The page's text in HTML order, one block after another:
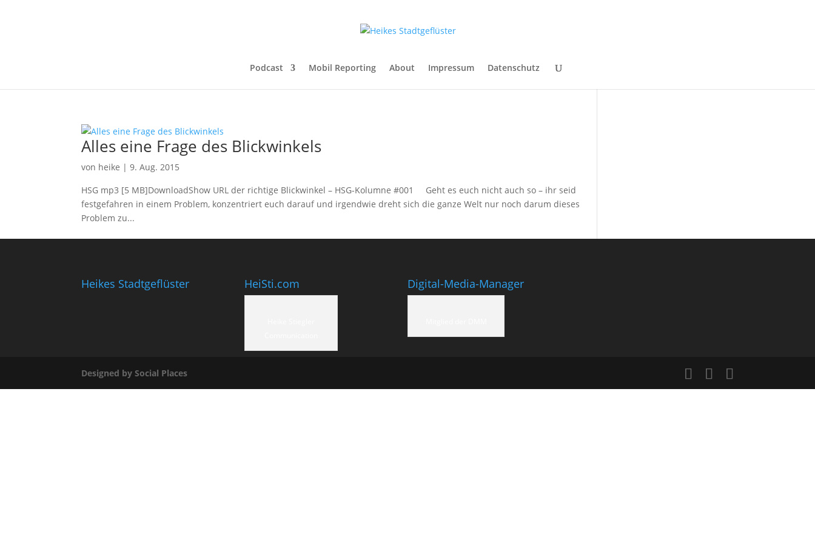
Podcast Mobil Reporting About Impressum Datenschutz
Alles eine Frage des Blickwinkels
von heike |9. Aug. 2015
HSG mp3 [5 MB]DownloadShow URL der richtige Blickwinkel – HSG-Kolumne #001 Geht es euch nicht auch so – ihr seid
festgefahren in einem Problem, konzentriert euch darauf und irgendwie dreht sich die ganze Welt nur noch darum dieses
Problem zu...
Heikes Stadtgeflüster HeiSti.com Digital-Media-Manager
Designed by Social Places